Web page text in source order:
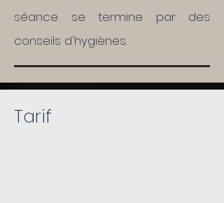
séance se termine par des
conseils d'hygiènes.
Tarif